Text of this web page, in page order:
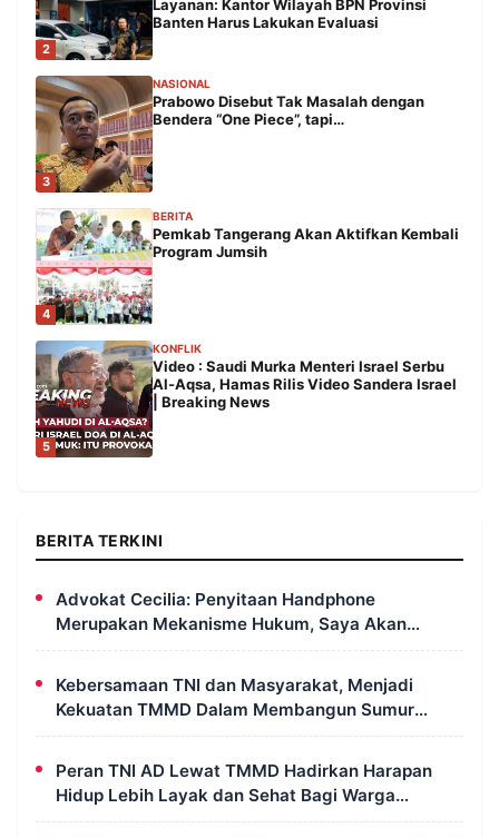
2
Layanan: Kantor Wilayah BPN Provinsi
Banten Harus Lakukan Evaluasi
3
NASIONAL
Prabowo Disebut Tak Masalah dengan
Bendera “One Piece”, tapi…
4
BERITA
Pemkab Tangerang Akan Aktifkan Kembali
Program Jumsih
5
KONFLIK
Video : Saudi Murka Menteri Israel Serbu
Al-Aqsa, Hamas Rilis Video Sandera Israel
| Breaking News
BERITA TERKINI
Advokat Cecilia: Penyitaan Handphone
Merupakan Mekanisme Hukum, Saya Akan
Kooperatif Apabila Diminta Penyidik dan Tidak
Kebersamaan TNI dan Masyarakat, Menjadi
Kekuatan TMMD Dalam Membangun Sumur
Galian di Wanam
Peran TNI AD Lewat TMMD Hadirkan Harapan
Hidup Lebih Layak dan Sehat Bagi Warga
Kampung Wanam